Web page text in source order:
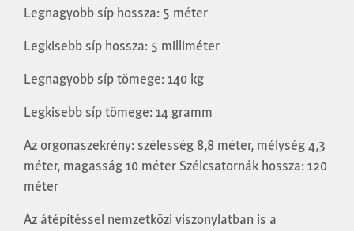
Legnagyobb síp hossza: 5 méter
Legkisebb síp hossza: 5 milliméter
Legnagyobb síp tömege: 140 kg
Legkisebb síp tömege: 14 gramm
Az orgonaszekrény: szélesség 8,8 méter, mélység 4,3
méter, magasság 10 méter Szélcsatornák hossza: 120
méter
Az átépítéssel nemzetközi viszonylatban is a